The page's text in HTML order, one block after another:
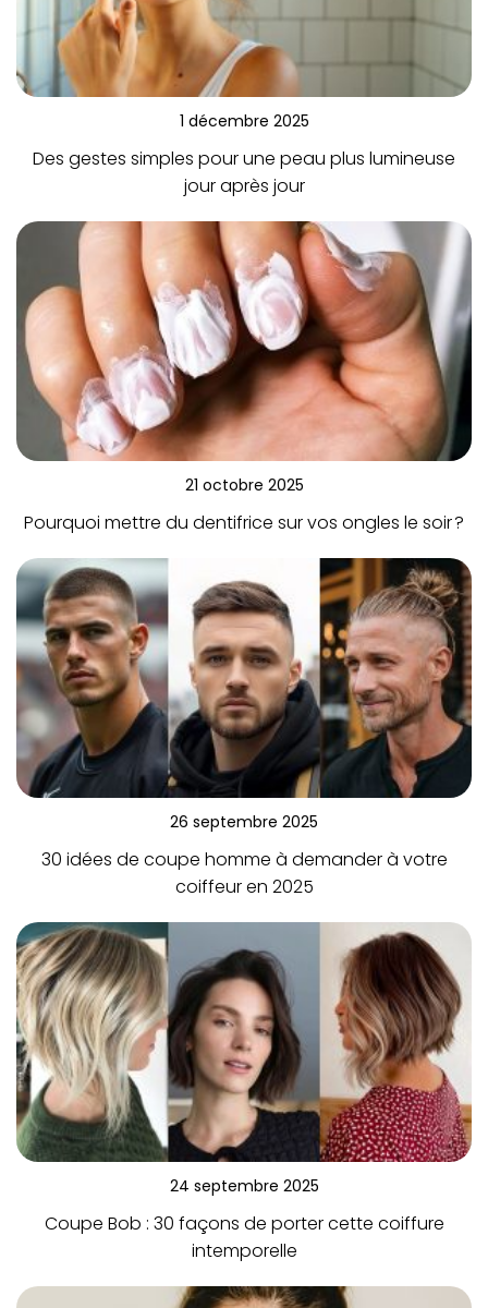
1 décembre 2025
Des gestes simples pour une peau plus lumineuse
jour après jour
21 octobre 2025
Pourquoi mettre du dentifrice sur vos ongles le soir ?
26 septembre 2025
30 idées de coupe homme à demander à votre
coiffeur en 2025
24 septembre 2025
Coupe Bob : 30 façons de porter cette coiffure
intemporelle